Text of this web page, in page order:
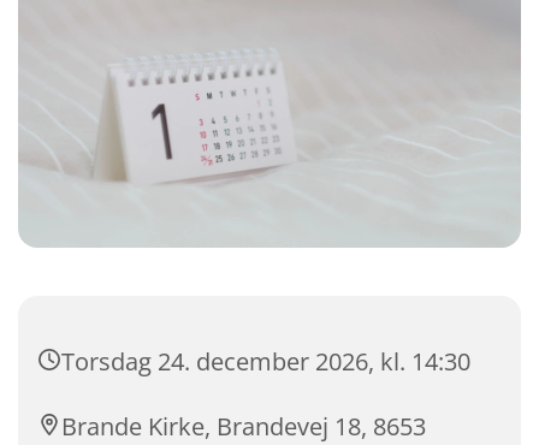
Torsdag 24. december 2026, kl. 14:30
Brande Kirke, Brandevej 18, 8653